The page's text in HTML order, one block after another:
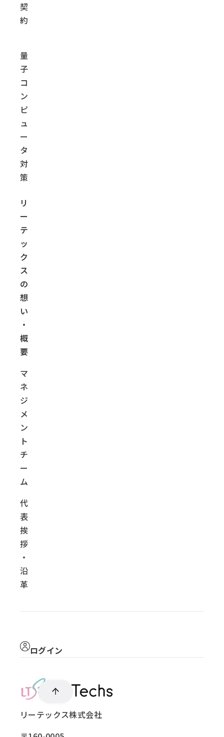
契
約
量
子
コ
ン
ピ
ュ
ー
タ
対
策
リ
ー
テ
ッ
ク
ス
の
想
い
・
概
要
マ
ネ
ジ
メ
ン
ト
チ
ー
ム
代
表
挨
拶
・
沿
革
リーテックス株式会社
ログイン